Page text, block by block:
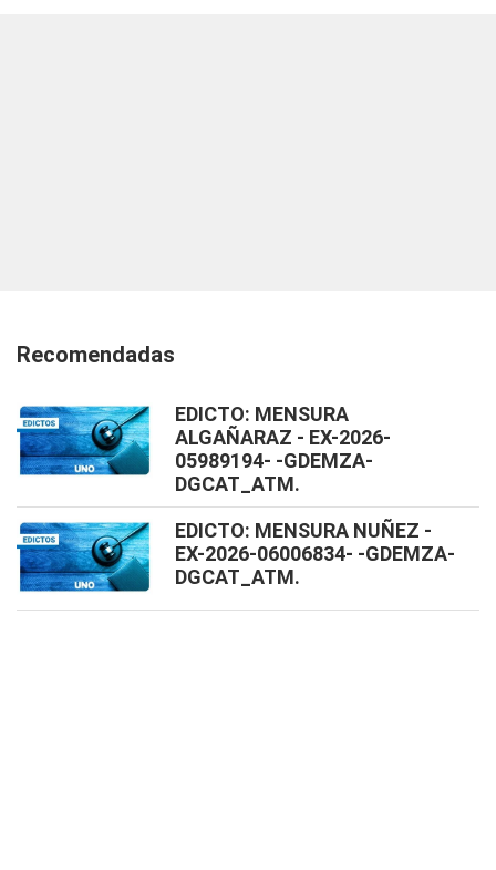
Recomendadas
EDICTO: MENSURA
ALGAÑARAZ - EX-2026-
05989194- -GDEMZA-
DGCAT_ATM.
EDICTO: MENSURA NUÑEZ -
EX-2026-06006834- -GDEMZA-
DGCAT_ATM.